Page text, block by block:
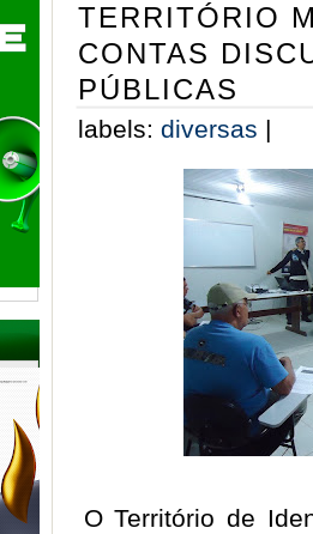
TERRITÓRIO
CONTAS
PÚBLICAS
labels: diversas |
O Território de